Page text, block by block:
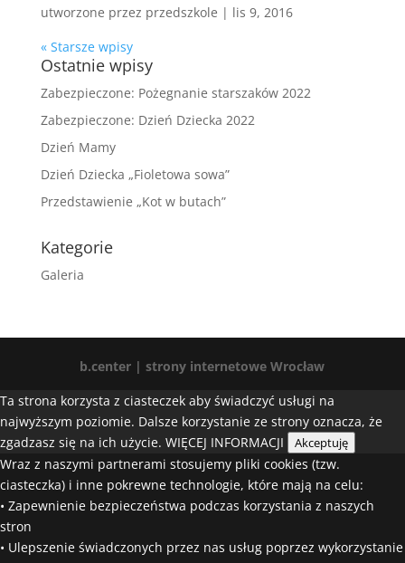
utworzone przez przedszkole | lis 9, 2016
« Starsze wpisy
Ostatnie wpisy
Zabezpieczone: Pożegnanie starszaków 2022
Zabezpieczone: Dzień Dziecka 2022
Dzień Mamy
Dzień Dziecka „Fioletowa sowa”
Przedstawienie „Kot w butach”
Kategorie
Galeria
b.center | strony internetowe Wrocław
Ta strona korzysta z ciasteczek aby świadczyć usługi na
najwyższym poziomie. Dalsze korzystanie ze strony oznacza, że
zgadzasz się na ich użycie. WIĘCEJ INFORMACJI Akceptuję
Wraz z naszymi partnerami stosujemy pliki cookies (tzw.
ciasteczka) i inne pokrewne technologie, które mają na celu:
• Zapewnienie bezpieczeństwa podczas korzystania z naszych
stron
• Ulepszenie świadczonych przez nas usług poprzez wykorzystanie